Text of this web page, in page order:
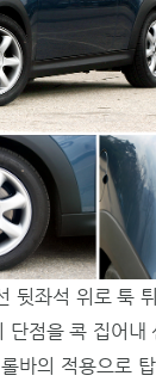
뒷좌석 위로 툭
점을 콕 집어내
바의 적용으로